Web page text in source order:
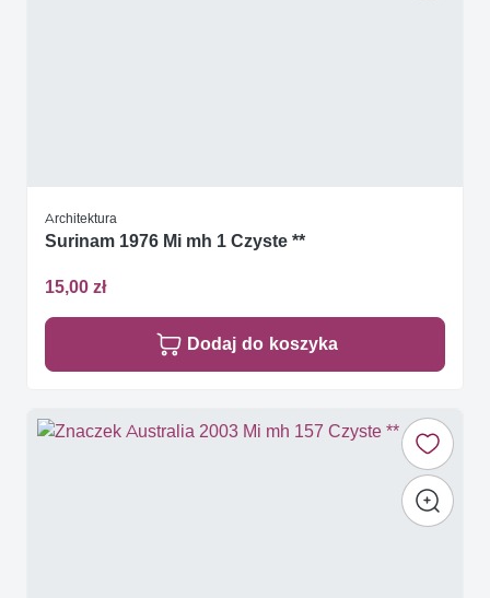
Architektura
Surinam 1976 Mi mh 1 Czyste **
15,00 zł
Dodaj do koszyka